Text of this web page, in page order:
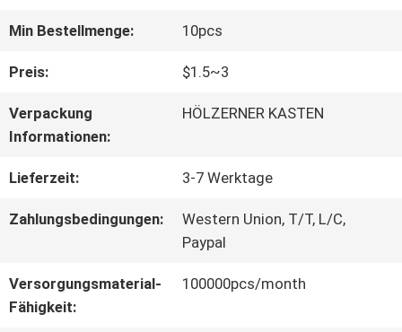
FABRIK-
AUSFLUG
QUALITÄTSKONTROLLE
TRETEN
MIT
Min Bestellmenge: 10pcs
Preis: $1.5~3
Verpackung
Informationen:
HÖLZERNER KASTEN
Lieferzeit: 3-7 Werktage
Zahlungsbedingungen:
Western Union, T/T, L/C,
Paypal
Versorgungsmaterial-
Fähigkeit:
100000pcs/month